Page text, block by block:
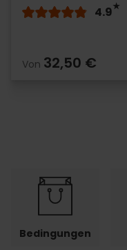
4.9
Von 32,50 €
Bedingungen